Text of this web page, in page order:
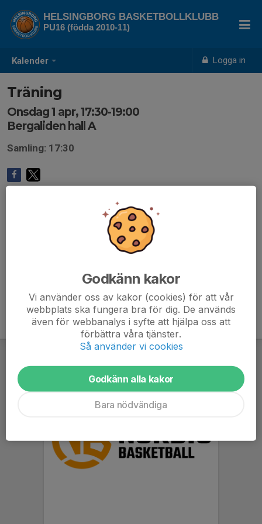
Kalender Logga in
HELSINGBORG BASKETBOLLKLUBB
PU16 (födda 2010-11)
Träning
Onsdag 1 apr, 17:30-19:00
Bergaliden hall A
Samling: 17:30
Godkänn kakor
Vi använder oss av kakor (cookies) för att vår
webbplats ska fungera bra för dig. De används
även för webbanalys i syfte att hjälpa oss att
förbättra våra tjänster.
Så använder vi cookies
Godkänn alla kakor
Bara nödvändiga